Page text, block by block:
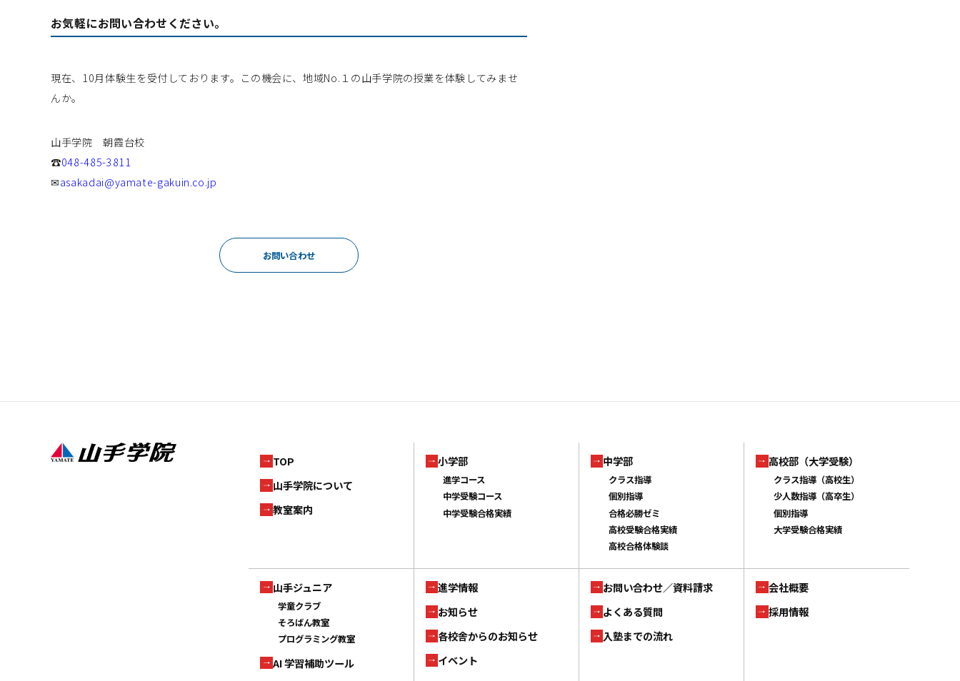
お気軽にお問い合わせください。
現在、10月体験生を受付しております。この機会に、地域No.１の山手学院の授業を体験してみませ
んか。
山手学院 朝霞台校
☎048-485-3811
✉asakadai@yamate-gakuin.co.jp
お問い合わせ
TOP
山手学院について
教室案内
小学部
進学コース
中学受験コース
中学受験合格実績
中学部
クラス指導
個別指導
合格必勝ゼミ
高校受験合格実績
高校合格体験談
高校部（大学受験）
クラス指導（高校生）
少人数指導（高卒生）
個別指導
大学受験合格実績
山手ジュニア
学童クラブ
そろばん教室
プログラミング教室
AI 学習補助ツール
進学情報
お知らせ
各校舎からのお知らせ
イベント
お問い合わせ／資料請求
よくある質問
入塾までの流れ
会社概要
採用情報